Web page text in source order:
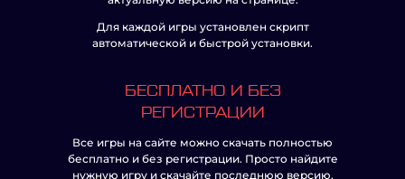
Для каждой игры установлен скрипт
автоматической и быстрой установки.
БЕСПЛАТНО И БЕЗ
РЕГИСТРАЦИИ
Все игры на сайте можно скачать полностью
бесплатно и без регистрации. Просто найдите
нужную игру и скачайте последнюю версию.